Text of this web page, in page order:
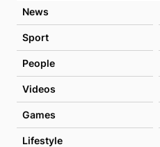
News
Sport
People
Videos
Games
Lifestyle